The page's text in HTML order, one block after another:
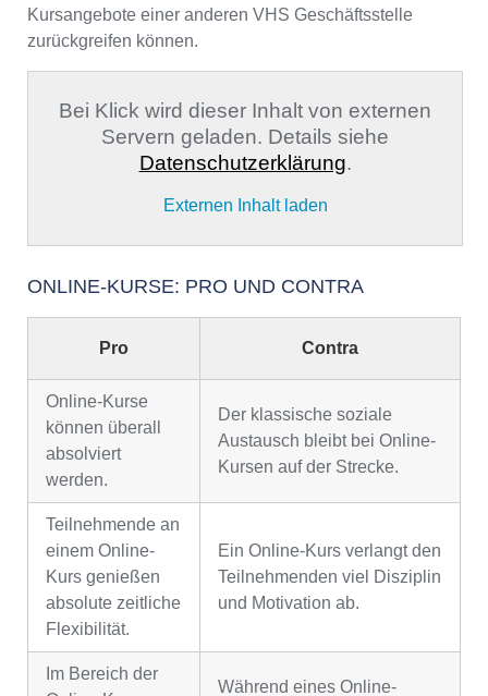
Kursangebote einer anderen VHS Geschäftsstelle
zurückgreifen können.
Bei Klick wird dieser Inhalt von externen
Servern geladen. Details siehe
Datenschutzerklärung.
Externen Inhalt laden
ONLINE-KURSE: PRO UND CONTRA
Pro Contra
Online-Kurse
können überall
absolviert
werden.
Der klassische soziale
Austausch bleibt bei Online-
Kursen auf der Strecke.
Teilnehmende an
einem Online-
Kurs genießen
absolute zeitliche
Flexibilität.
Ein Online-Kurs verlangt den
Teilnehmenden viel Disziplin
und Motivation ab.
Im Bereich der
Während eines Online-